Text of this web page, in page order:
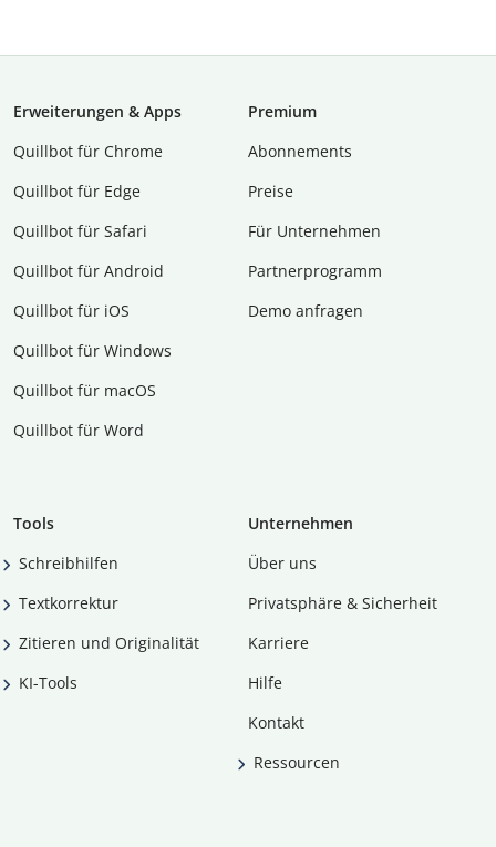
Erweiterungen & Apps
Quillbot für Chrome
Quillbot für Edge
Quillbot für Safari
Quillbot für Android
Quillbot für iOS
Quillbot für Windows
Quillbot für macOS
Quillbot für Word
Premium
Abon­ne­ments
Preise
Für Unternehmen
Partnerprogramm
Demo anfragen
Tools
Schreibhilfen
Textkorrektur
Zitieren und Originalität
KI-Tools
Unternehmen
Über uns
Privatsphäre & Sicherheit
Karriere
Hilfe
Kontakt
Ressourcen